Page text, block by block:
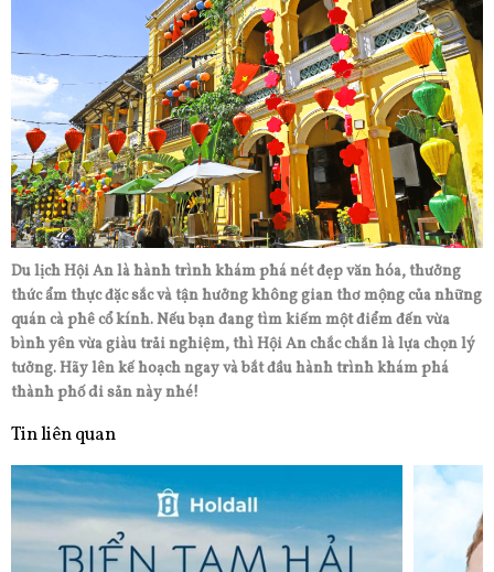
Du lịch Hội An là hành trình khám phá nét đẹp văn hóa, thưởng
thức ẩm thực đặc sắc và tận hưởng không gian thơ mộng của những
quán cà phê cổ kính. Nếu bạn đang tìm kiếm một điểm đến vừa
bình yên vừa giàu trải nghiệm, thì Hội An chắc chắn là lựa chọn lý
tưởng. Hãy lên kế hoạch ngay và bắt đầu hành trình khám phá
thành phố di sản này nhé!
Tin liên quan